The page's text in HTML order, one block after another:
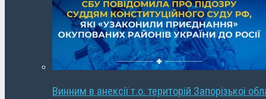
Винним в анексії т.о. територій Запорізької